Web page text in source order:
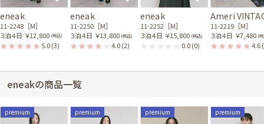
eneak
11-2248［M］
３泊４日 ￥12,800 (税込)
5.0(3)
eneak
11-2250［M］
３泊４日 ￥13,800 (税込)
4.0(2)
eneak
11-2252［M］
３泊４日 ￥15,800 (税込)
0.0(0)
Ameri
11-2219［M］
３泊４日 ￥7,480 (
4.6
eneakの商品一覧
premium premium premium premium